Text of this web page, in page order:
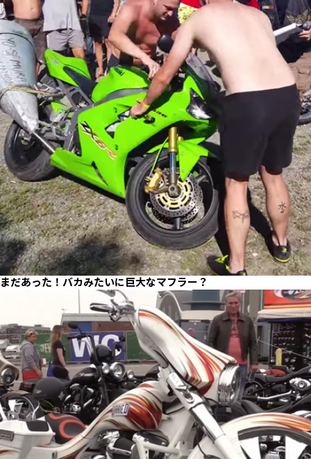
まだあった！バカみたいに巨大なマフラー？